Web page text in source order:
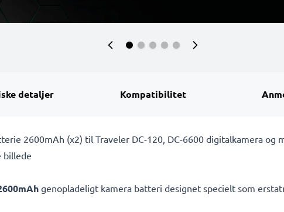
detaljer Kompatibilitet
2600mAh (x2) til Traveler DC-120, DC-6600 digitalkamera
billede
genopladeligt kamera batteri designet specielt som